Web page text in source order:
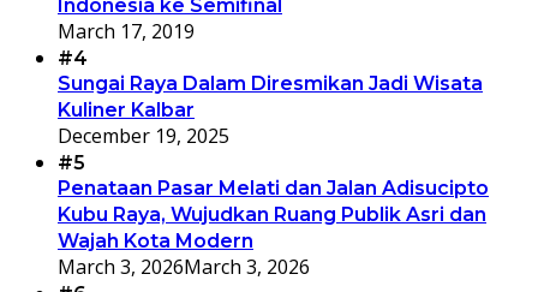
Indonesia ke Semifinal
March 17, 2019
#4
Sungai Raya Dalam Diresmikan Jadi Wisata
Kuliner Kalbar
December 19, 2025
#5
Penataan Pasar Melati dan Jalan Adisucipto
Kubu Raya, Wujudkan Ruang Publik Asri dan
Wajah Kota Modern
March 3, 2026March 3, 2026